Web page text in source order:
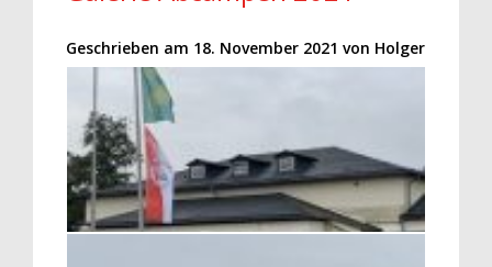
Geschrieben am 18. November 2021 von Holger